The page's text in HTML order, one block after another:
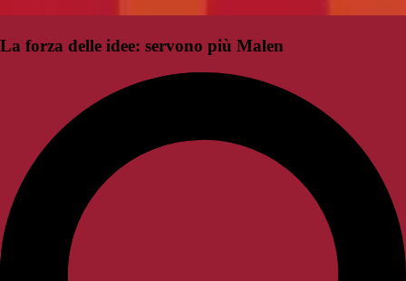
La forza delle idee: servono più Malen